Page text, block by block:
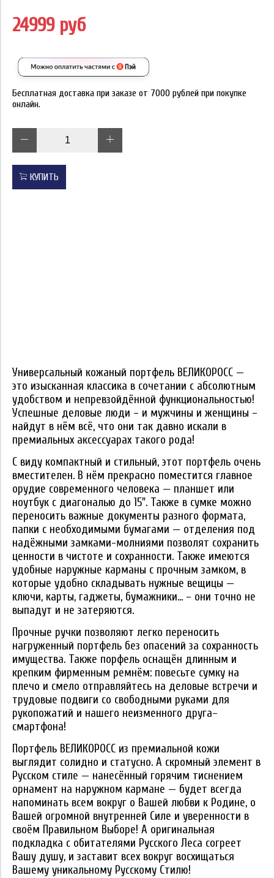
24999 руб
Бесплатная доставка при заказе от 7000 рублей при покупке
онлайн.
КУПИТЬ
Универсальный кожаный портфель ВЕЛИКОРОСС —
это изысканная классика в сочетании с абсолютным
удобством и непревзойдённой функциональностью!
Успешные деловые люди – и мужчины и женщины –
найдут в нём всё, что они так давно искали в
премиальных аксессуарах такого рода!
С виду компактный и стильный, этот портфель очень
вместителен. В нём прекрасно поместится главное
орудие современного человека — планшет или
ноутбук с диагональю до 15". Также в сумке можно
переносить важные документы разного формата,
папки с необходимыми бумагами — отделения под
надёжными замками-молниями позволят сохранить
ценности в чистоте и сохранности. Также имеются
удобные наружные карманы с прочным замком, в
которые удобно складывать нужные вещицы —
ключи, карты, гаджеты, бумажники... – они точно не
выпадут и не затеряются.
Прочные ручки позволяют легко переносить
нагруженный портфель без опасений за сохранность
имущества. Также порфель оснащён длинным и
крепким фирменным ремнём: повесьте сумку на
плечо и смело отправляйтесь на деловые встречи и
трудовые подвиги со свободными руками для
рукопожатий и нашего неизменного друга–
смартфона!
Портфель ВЕЛИКОРОСС из премиальной кожи
выглядит солидно и статусно. А скромный элемент в
Русском стиле — нанесённый горячим тиснением
орнамент на наружном кармане — будет всегда
напоминать всем вокруг о Вашей любви к Родине, о
Вашей огромной внутренней Силе и уверенности в
своём Правильном Выборе! А оригинальная
подкладка с обитателями Русского Леса согреет
Вашу душу, и заставит всех вокруг восхищаться
Вашему уникальному Русскому Стилю!